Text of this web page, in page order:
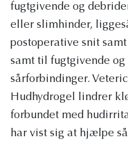
fugtgivende og
eller slimhinder,
postoperative snit
samt til fugtgivende og
sårforbindinger.
Hudhydrogel lindrer
forbundet med
har vist sig at hjælpe